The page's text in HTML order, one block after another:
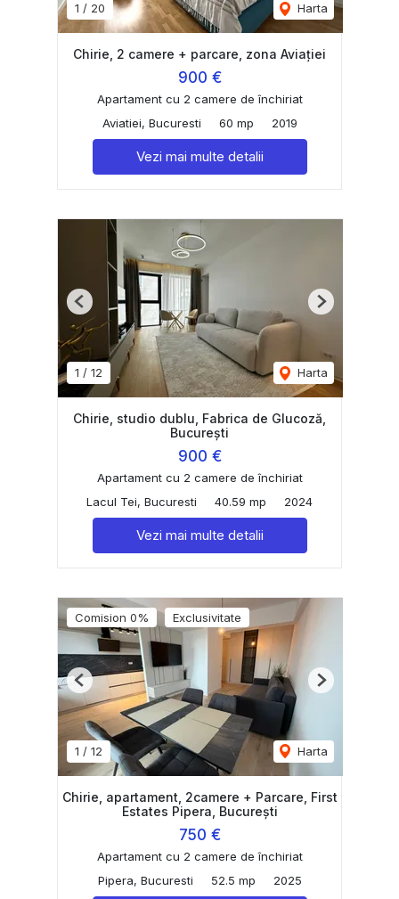
1 / 20 Harta
Chirie, 2 camere + parcare, zona Aviației
900 €
Apartament cu 2 camere de închiriat
Aviatiei, Bucuresti
60 mp 2019
Vezi mai multe detalii
1 / 12 Harta
Previous Next
Chirie, studio dublu, Fabrica de Glucoză,
București
900 €
Apartament cu 2 camere de închiriat
Lacul Tei, Bucuresti
40.59 mp 2024
Vezi mai multe detalii
Comision 0% Exclusivitate
1 / 12 Harta
Previous Next
Chirie, apartament, 2camere + Parcare, First
Estates Pipera, București
750 €
Apartament cu 2 camere de închiriat
Pipera, Bucuresti
52.5 mp 2025